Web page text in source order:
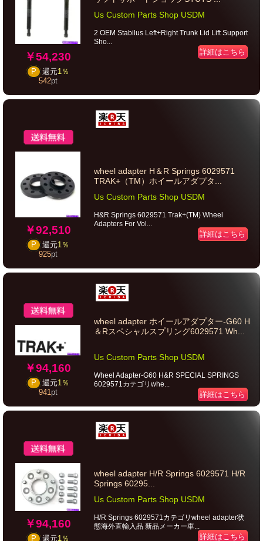
￥54,230
P 還元1％
542pt
Us Custom Parts Shop USDM
2 OEM Stabilus Left+Right Trunk Lid Lift Support
Sho...
詳細はこちら
￥92,510
P 還元1％
925pt
wheel adapter H＆R Springs 6029571
TRAK+（TM）ホイールアダプタ...
Us Custom Parts Shop USDM
H&R Springs 6029571 Trak+(TM) Wheel
Adapters For Vol...
詳細はこちら
￥94,160
P 還元1％
941 pt
wheel adapter ホイールアダプター-G60 H
＆Rスペシャルスプリング6029571 Wh...
Us Custom Parts Shop USDM
Wheel Adapter-G60 H&R SPECIAL SPRINGS
6029571カテゴリwhe...
詳細はこちら
￥94,160
P 還元1％
wheel adapter H/R Springs 6029571 H/R
Springs 60295...
Us Custom Parts Shop USDM
H/R Springs 6029571カテゴリwheel adapter状
態海外直輸入品 新品メーカー車...
詳細はこちら